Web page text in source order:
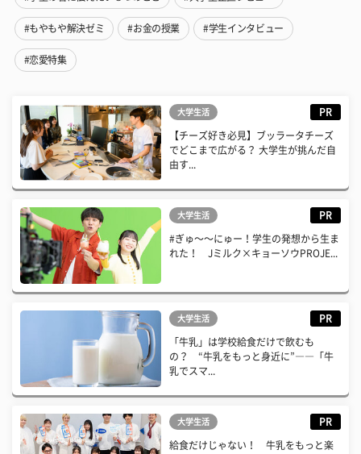
#もやもや解決ゼミ #お金の授業 #学生インタビュー
#恋愛特集
大学生活 PR
【チーズ好き必見】ブッラータチーズ
でどこまで広がる？ 大学生が挑んだ自
由す...
大学生活 PR
#ぎゅ〜〜にゅー！学生の発想から生ま
れた！ Jミルク×キョーソウPROJE...
大学生活 PR
「牛乳」は学校給食だけで飲むも
の？ “牛乳をもっと身近に”――「牛
乳でスマ...
大学生活 PR
給食だけじゃない！ 牛乳をもっと楽